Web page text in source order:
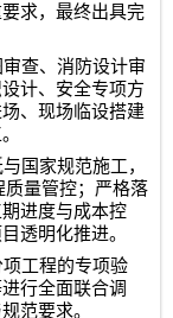
求，最终出具完
查、消防设计审
计、安全专项方
、现场临设搭建
国家规范施工，
量管控；严格落
进度与成本控
透明化推进。
工程的专项验
行全面联合调
范要求。